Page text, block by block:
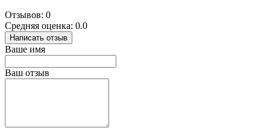
Отзывов: 0
Средняя оценка: 0.0
Написать отзыв
Ваше имя
Ваш отзыв